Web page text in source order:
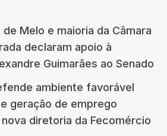
Melo e maioria da Câmara
declaram apoio à
Guimarães ao Senado
ambiente favorável
geração de emprego
diretoria da Fecomércio